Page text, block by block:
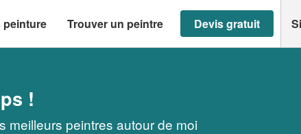
peinture Trouver un peintre Devis gratuit
!
meilleurs peintres autour de moi